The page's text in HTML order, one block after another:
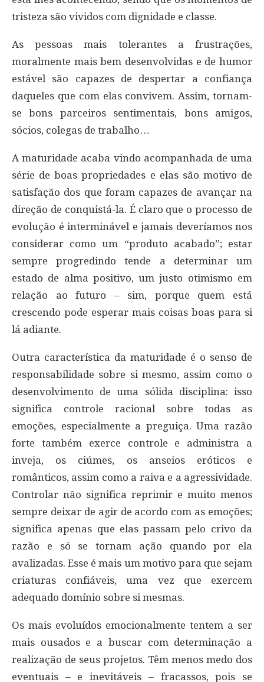
tristeza são vividos com dignidade e classe.
As pessoas mais tolerantes a frustrações,
moralmente mais bem desenvolvidas e de humor
estável são capazes de despertar a confiança
daqueles que com elas convivem. Assim, tornam-
se bons parceiros sentimentais, bons amigos,
sócios, colegas de trabalho…
A maturidade acaba vindo acompanhada de uma
série de boas propriedades e elas são motivo de
satisfação dos que foram capazes de avançar na
direção de conquistá-la. É claro que o processo de
evolução é interminável e jamais deveríamos nos
considerar como um “produto acabado”; estar
sempre progredindo tende a determinar um
estado de alma positivo, um justo otimismo em
relação ao futuro – sim, porque quem está
crescendo pode esperar mais coisas boas para si
lá adiante.
Outra característica da maturidade é o senso de
responsabilidade sobre si mesmo, assim como o
desenvolvimento de uma sólida disciplina: isso
significa controle racional sobre todas as
emoções, especialmente a preguiça. Uma razão
forte também exerce controle e administra a
inveja, os ciúmes, os anseios eróticos e
românticos, assim como a raiva e a agressividade.
Controlar não significa reprimir e muito menos
sempre deixar de agir de acordo com as emoções;
significa apenas que elas passam pelo crivo da
razão e só se tornam ação quando por ela
avalizadas. Esse é mais um motivo para que sejam
criaturas confiáveis, uma vez que exercem
adequado domínio sobre si mesmas.
Os mais evoluídos emocionalmente tentem a ser
mais ousados e a buscar com determinação a
realização de seus projetos. Têm menos medo dos
eventuais – e inevitáveis – fracassos, pois se